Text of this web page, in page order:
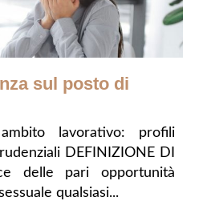
sul posto di
lavorativo: profili
DEFINIZIONE DI
delle pari opportunità
qualsiasi...